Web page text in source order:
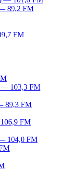
89,2 FM
FM
— 103,3 FM
89,3 FM
FM
104,0 FM